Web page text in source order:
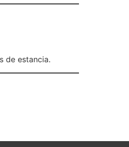
de estancia.